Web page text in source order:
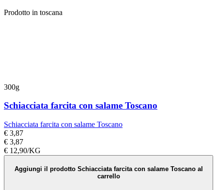
Prodotto in toscana
300g
Schiacciata farcita con salame Toscano
Schiacciata farcita con salame Toscano
€ 3,87
€ 3,87
€ 12,90/KG
Aggiungi il prodotto Schiacciata farcita con salame Toscano al
carrello